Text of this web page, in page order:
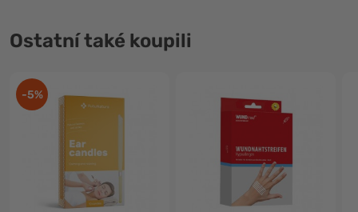
Ostatní také koupili
-5%